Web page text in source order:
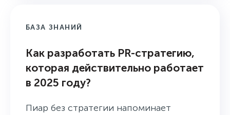
БАЗА ЗНАНИЙ
Как разработать PR-стратегию,
которая действительно работает
в 2025 году?
Пиар без стратегии напоминает